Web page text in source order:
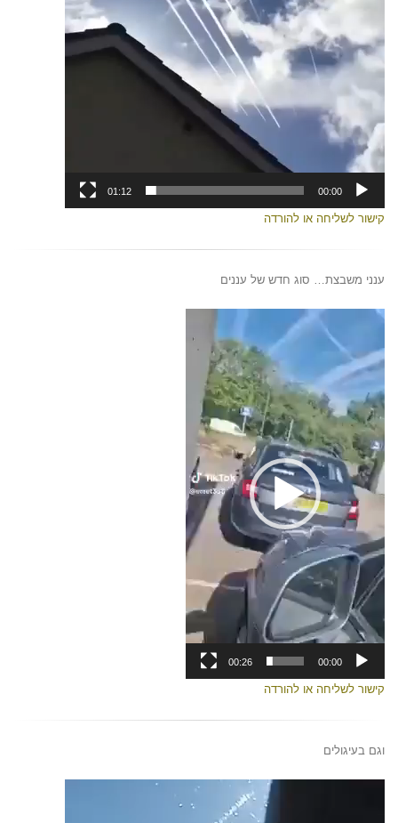
00:00
01:12
קישור לשליחה או להורדה
ענני משבצת… סוג חדש של עננים
נגן
00:00
00:26
קישור לשליחה או להורדה
וגם בעיגולים